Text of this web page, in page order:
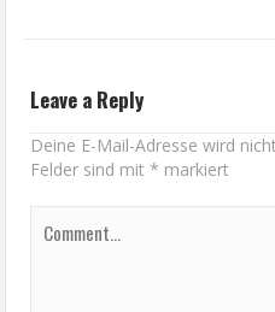
Ehrung für eine Erhörte Hörende